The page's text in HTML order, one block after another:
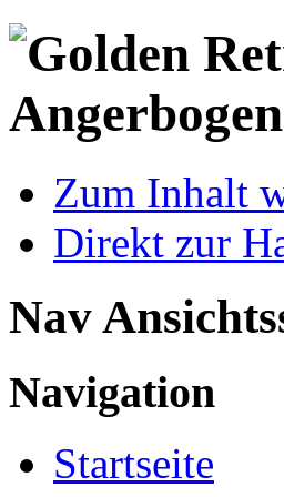
Zum Inhalt
Direkt zur
Nav
Navigation
Startseite